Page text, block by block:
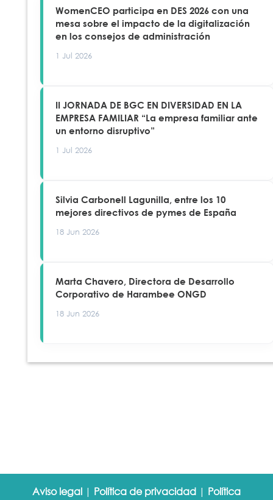
WomenCEO participa en DES 2026 con una
mesa sobre el impacto de la digitalización
en los consejos de administración
1 Jul 2026
II JORNADA DE BGC EN DIVERSIDAD EN LA
EMPRESA FAMILIAR “La empresa familiar ante
un entorno disruptivo”
1 Jul 2026
Silvia Carbonell Lagunilla, entre los 10
mejores directivos de pymes de España
18 Jun 2026
Marta Chavero, Directora de Desarrollo
Corporativo de Harambee ONGD
18 Jun 2026
Aviso legal| Política de privacidad| Política